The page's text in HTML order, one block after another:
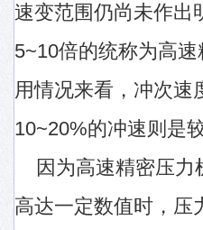
速变范围仍尚未作出
5~10倍的统称为高
用情况来看，冲次速
10~20%的冲速则是
因为高速精密压力
高达一定数值时，压